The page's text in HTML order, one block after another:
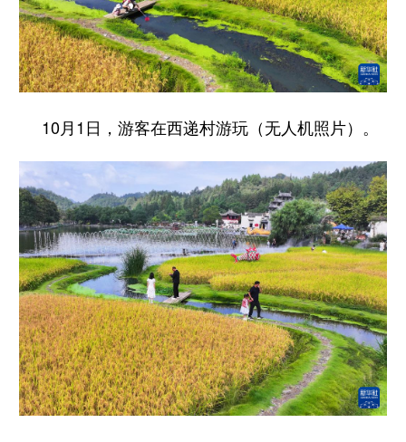
10月1日，游客在西递村游玩（无人机照片）。